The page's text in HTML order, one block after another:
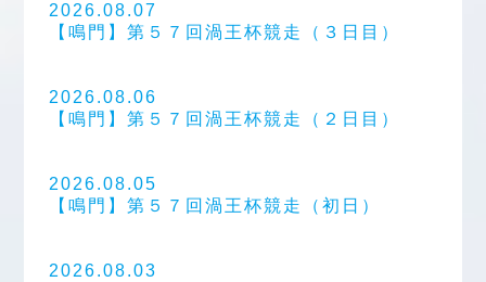
2026.08.07
【鳴門】第５７回渦王杯競走（３日目）
2026.08.06
【鳴門】第５７回渦王杯競走（２日目）
2026.08.05
【鳴門】第５７回渦王杯競走（初日）
2026.08.03